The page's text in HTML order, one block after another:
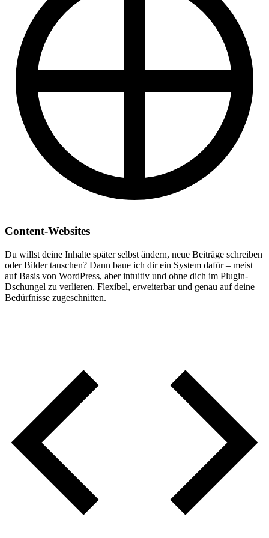
Content-Websites
Du willst deine Inhalte später selbst ändern, neue Beiträge schreiben
oder Bilder tauschen? Dann baue ich dir ein System dafür – meist
auf Basis von WordPress, aber intuitiv und ohne dich im Plugin-
Dschungel zu verlieren. Flexibel, erweiterbar und genau auf deine
Bedürfnisse zugeschnitten.